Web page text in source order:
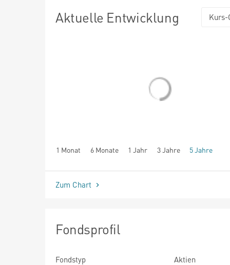
Aktuelle Entwicklung Kurs-
1 Monat 6 Monate 1 Jahr 3 Jahre 5 Jahre
seit Beginn
Zum Chart
Fondsprofil
Fondstyp
Aktien